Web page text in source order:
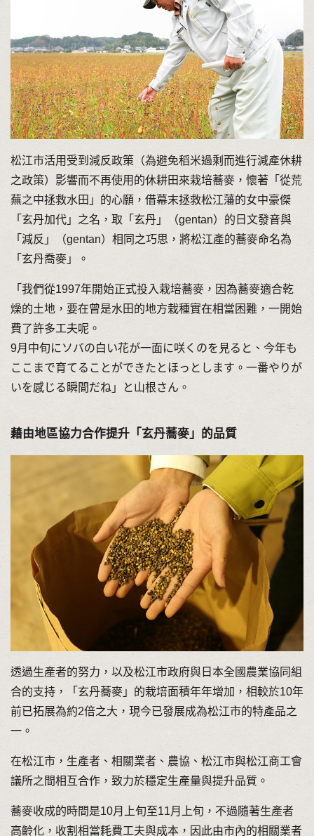
松江市活用受到減反政策（為避免稻米過剩而進行減產休耕
之政策）影響而不再使用的休耕田來栽培蕎麥，懷著「從荒
蕪之中拯救水田」的心願，借幕末拯救松江藩的女中豪傑
「玄丹加代」之名，取「玄丹」（gentan）的日文發音與
「減反」（gentan）相同之巧思，將松江產的蕎麥命名為
「玄丹喬麥」。
「我們從1997年開始正式投入栽培蕎麥，因為蕎麥適合乾
燥的土地，要在曾是水田的地方栽種實在相當困難，一開始
費了許多工夫呢。
9月中旬にソバの白い花が一面に咲くのを見ると、今年も
ここまで育てることができたとほっとします。一番やりが
いを感じる瞬間だね」と山根さん。
藉由地區協力合作提升「玄丹蕎麥」的品質
透過生產者的努力，以及松江市政府與日本全國農業協同組
合的支持，「玄丹蕎麥」的栽培面積年年增加，相較於10年
前已拓展為約2倍之大，現今已發展成為松江市的特產品之
一。
在松江市，生產者、相關業者、農協、松江市與松江商工會
議所之間相互合作，致力於穩定生產量與提升品質。
蕎麥收成的時間是10月上旬至11月上旬，不過隨著生產者
高齡化，收割相當耗費工夫與成本，因此由市內的相關業者